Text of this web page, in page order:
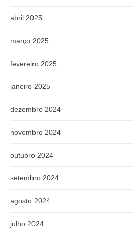
abril 2025
março 2025
fevereiro 2025
janeiro 2025
dezembro 2024
novembro 2024
outubro 2024
setembro 2024
agosto 2024
julho 2024